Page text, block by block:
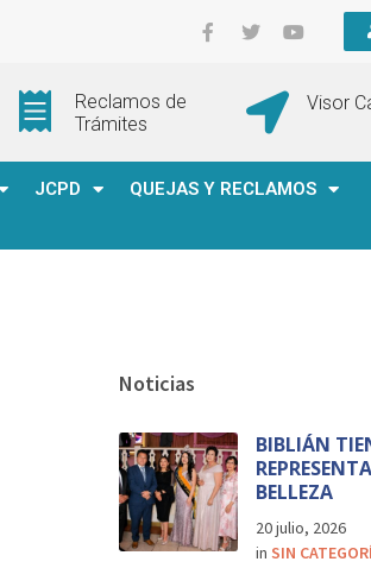
Reclamos de
Trámites
Visor
JCPD
QUEJAS Y RECLAMOS
Noticias
BIBLIÁN
BELLEZA
20 julio, 2026
inSIN